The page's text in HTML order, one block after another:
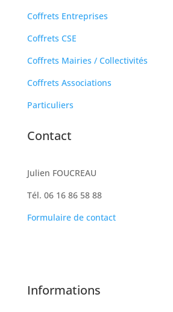
Coffrets Entreprises
Coffrets CSE
Coffrets Mairies / Collectivités
Coffrets Associations
Particuliers
Contact
Julien FOUCREAU
Tél. 06 16 86 58 88
Formulaire de contact
Informations